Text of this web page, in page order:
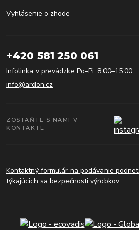
Vyhlásenie o zhode
+420 581 250 061
Infolinka v prevádzke Po–Pi: 8:00–15:00
info@ardon.cz
ZOSTAŇTE S NAMI V
KONTAKTE
Kontaktný formulár na podávanie
týkajúcich sa bezpečnosti výrobkov